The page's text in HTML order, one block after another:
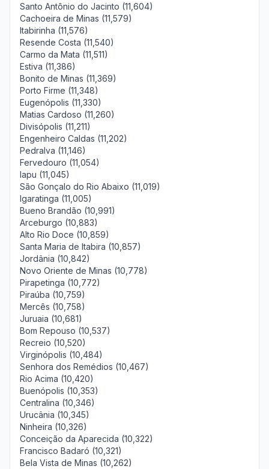
Santo Antônio do Jacinto (11,604)
Cachoeira de Minas (11,579)
Itabirinha (11,576)
Resende Costa (11,540)
Carmo da Mata (11,511)
Estiva (11,386)
Bonito de Minas (11,369)
Porto Firme (11,348)
Eugenópolis (11,330)
Matias Cardoso (11,260)
Divisópolis (11,211)
Engenheiro Caldas (11,202)
Pedralva (11,146)
Fervedouro (11,054)
Iapu (11,045)
São Gonçalo do Rio Abaixo (11,019)
Igaratinga (11,005)
Bueno Brandão (10,991)
Arceburgo (10,883)
Alto Rio Doce (10,859)
Santa Maria de Itabira (10,857)
Jordânia (10,842)
Novo Oriente de Minas (10,778)
Pirapetinga (10,772)
Piraúba (10,759)
Mercês (10,758)
Juruaia (10,681)
Bom Repouso (10,537)
Recreio (10,520)
Virginópolis (10,484)
Senhora dos Remédios (10,467)
Rio Acima (10,420)
Buenópolis (10,353)
Centralina (10,346)
Urucânia (10,345)
Ninheira (10,326)
Conceição da Aparecida (10,322)
Francisco Badaró (10,321)
Bela Vista de Minas (10,262)